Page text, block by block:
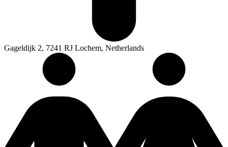
Gageldijk 2, 7241 RJ Lochem, Netherlands